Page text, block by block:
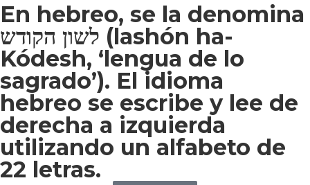
En hebreo, se la denomina
לשון הקודש (lashón ha-
Kódesh, ‘lengua de lo
sagrado’). El idioma
hebreo se escribe y lee de
derecha a izquierda
utilizando un alfabeto de
22 letras.